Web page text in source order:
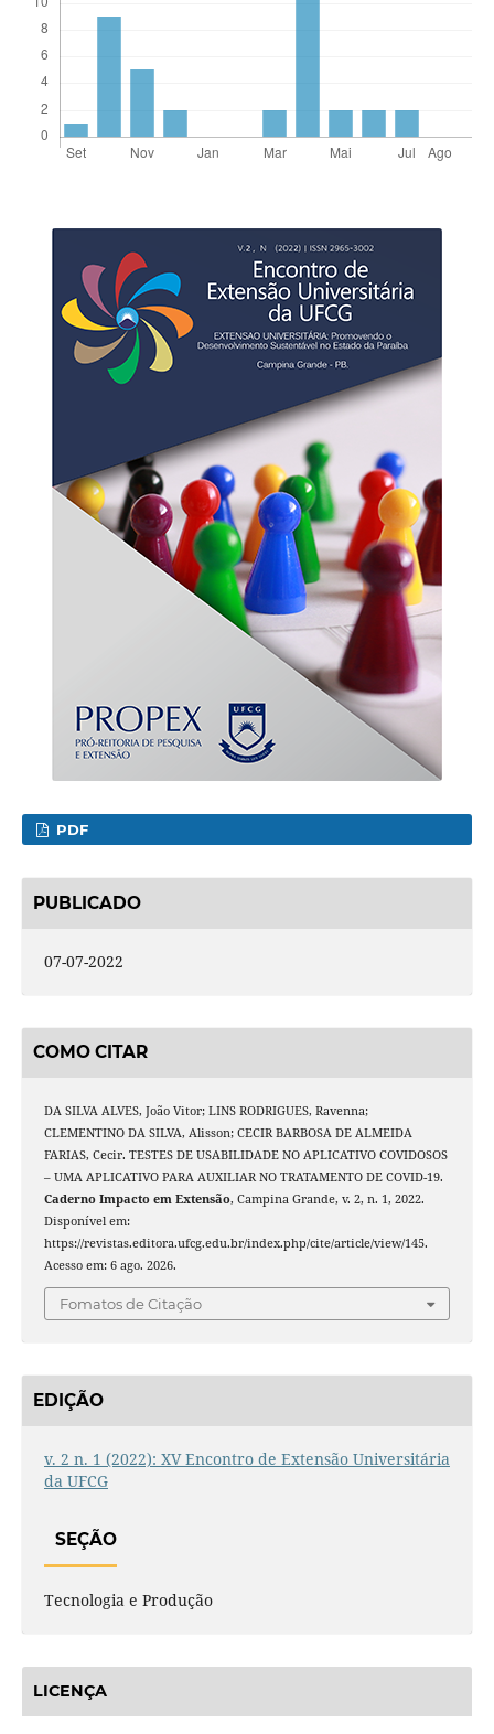
PDF
PUBLICADO
07-07-2022
COMO CITAR
DA SILVA ALVES, João Vitor; LINS RODRIGUES, Ravenna;
CLEMENTINO DA SILVA, Alisson; CECIR BARBOSA DE ALMEIDA
FARIAS, Cecir. TESTES DE USABILIDADE NO APLICATIVO COVIDOSOS
– UMA APLICATIVO PARA AUXILIAR NO TRATAMENTO DE COVID-19.
Caderno Impacto em Extensão, Campina Grande, v. 2, n. 1, 2022.
Disponível em:
https://revistas.editora.ufcg.edu.br/index.php/cite/article/view/145.
Acesso em: 6 ago. 2026.
Fomatos de Citação
EDIÇÃO
v. 2 n. 1 (2022): XV Encontro de Extensão Universitária
da UFCG
SEÇÃO
Tecnologia e Produção
LICENÇA